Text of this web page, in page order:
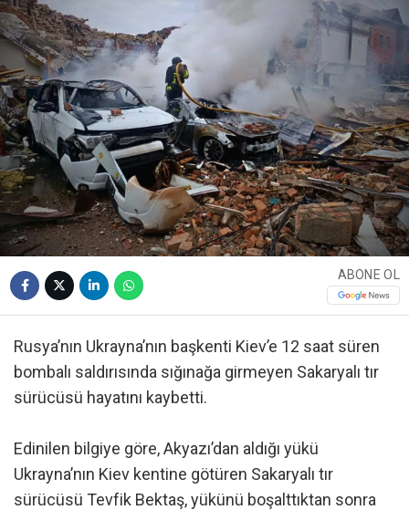
ABONE OL
Rusya’nın Ukrayna’nın başkenti Kiev’e 12 saat süren
bombalı saldırısında sığınağa girmeyen Sakaryalı tır
sürücüsü hayatını kaybetti.
Edinilen bilgiye göre, Akyazı’dan aldığı yükü
Ukrayna’nın Kiev kentine götüren Sakaryalı tır
sürücüsü Tevfik Bektaş, yükünü boşalttıktan sonra